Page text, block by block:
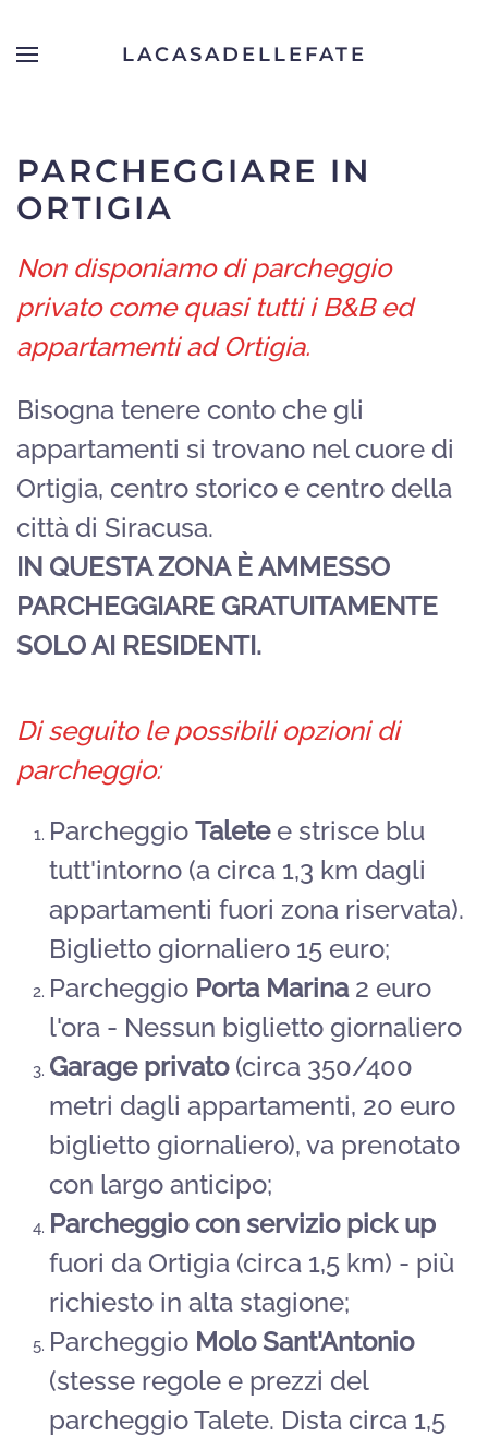
Skip to main content
LACASADELLEFATE
PARCHEGGIARE IN
ORTIGIA
Non disponiamo di parcheggio
privato come quasi tutti i B&B ed
appartamenti ad Ortigia.
Bisogna tenere conto che gli
appartamenti si trovano nel cuore di
Ortigia, centro storico e centro della
città di Siracusa.
IN QUESTA ZONA È AMMESSO
PARCHEGGIARE GRATUITAMENTE
SOLO AI RESIDENTI.
Di seguito le possibili opzioni di
parcheggio:
Parcheggio Taletee strisce blu
tutt'intorno (a circa 1,3 km dagli
appartamenti fuori zona riservata).
Biglietto giornaliero 15 euro;
Parcheggio Porta Marina2 euro
l'ora - Nessun biglietto giornaliero
Garage privato(circa 350/400
metri dagli appartamenti, 20 euro
biglietto giornaliero), va prenotato
con largo anticipo;
Parcheggio con servizio pick up
fuori da Ortigia (circa 1,5 km) - più
richiesto in alta stagione;
Parcheggio Molo Sant'Antonio
(stesse regole e prezzi del
parcheggio Talete. Dista circa 1,5